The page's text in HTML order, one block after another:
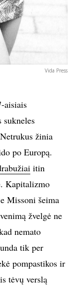
Vida Press
aisiais
žinia
po Europą.
itin
Kapitalizmo
Missoni šeima
žvelgė ne
nemato
tik per
pompastikos ir
tėvų verslą